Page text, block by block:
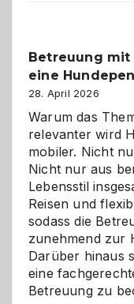
Betreuung mit
eine
28. April 2026
Warum das
relevanter wird
mobiler. Nicht
Nicht nur aus
Lebensstil
Reisen und
sodass die
zunehmend zur
Darüber hinaus
eine
Betreuung zu